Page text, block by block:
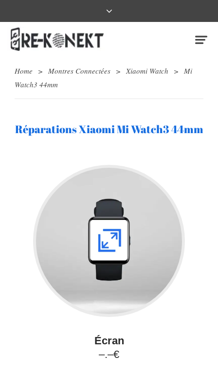
Home > Montres Connectées > Xiaomi Watch > Mi
Watch3 44mm
Réparations Xiaomi Mi Watch3 44mm
Écran
–.–€